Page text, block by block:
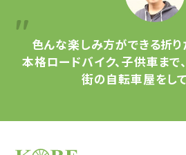
色んな楽しみ方ができる折
本格ロードバイク、子供車まで、
街の自転車屋をして